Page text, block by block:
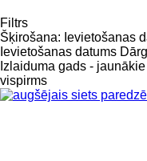
Filtrs
Šķirošana: Ievietošanas
Ievietošanas datums
Izlaiduma gads -
vispirms